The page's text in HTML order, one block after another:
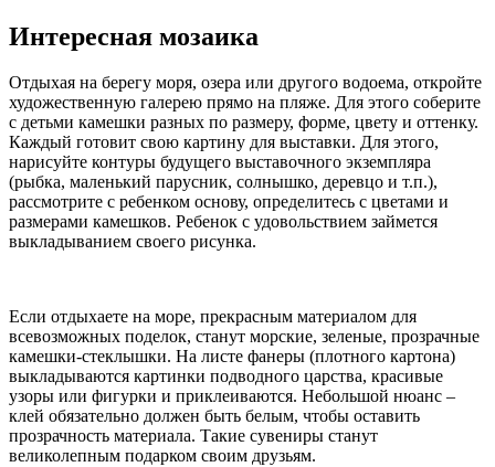
Интересная мозаика
Отдыхая на берегу моря, озера или другого водоема, откройте
художественную галерею прямо на пляже. Для этого соберите
с детьми камешки разных по размеру, форме, цвету и оттенку.
Каждый готовит свою картину для выставки. Для этого,
нарисуйте контуры будущего выставочного экземпляра
(рыбка, маленький парусник, солнышко, деревцо и т.п.),
рассмотрите с ребенком основу, определитесь с цветами и
размерами камешков. Ребенок с удовольствием займется
выкладыванием своего рисунка.
Если отдыхаете на море, прекрасным материалом для
всевозможных поделок, станут морские, зеленые, прозрачные
камешки-стеклышки. На листе фанеры (плотного картона)
выкладываются картинки подводного царства, красивые
узоры или фигурки и приклеиваются. Небольшой нюанс –
клей обязательно должен быть белым, чтобы оставить
прозрачность материала. Такие сувениры станут
великолепным подарком своим друзьям.